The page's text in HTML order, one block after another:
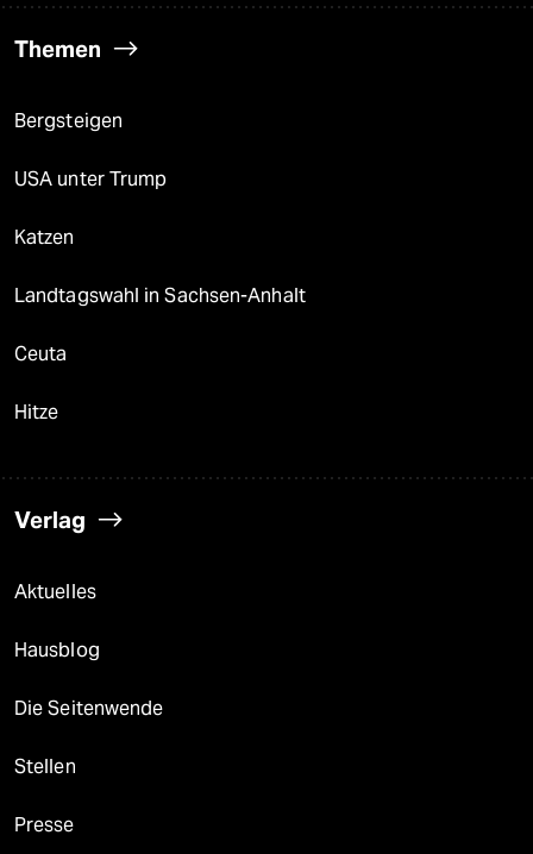
Themen
Bergsteigen
USA unter Trump
Katzen
Landtagswahl in Sachsen-Anhalt
Ceuta
Hitze
Verlag
Aktuelles
Hausblog
Die Seitenwende
Stellen
Presse